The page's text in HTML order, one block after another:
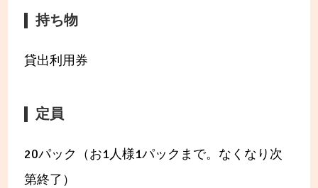
持ち物
貸出利用券
定員
20パック（お1人様1パックまで。なくなり次
第終了）